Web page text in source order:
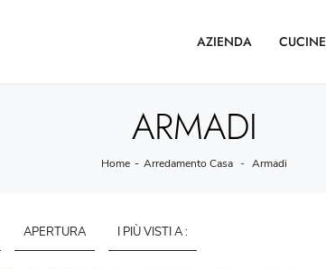
AZIENDA CUCINE
ARMADI
Home - Arredamento Casa - Armadi
APERTURA I PIÙ VISTI A :